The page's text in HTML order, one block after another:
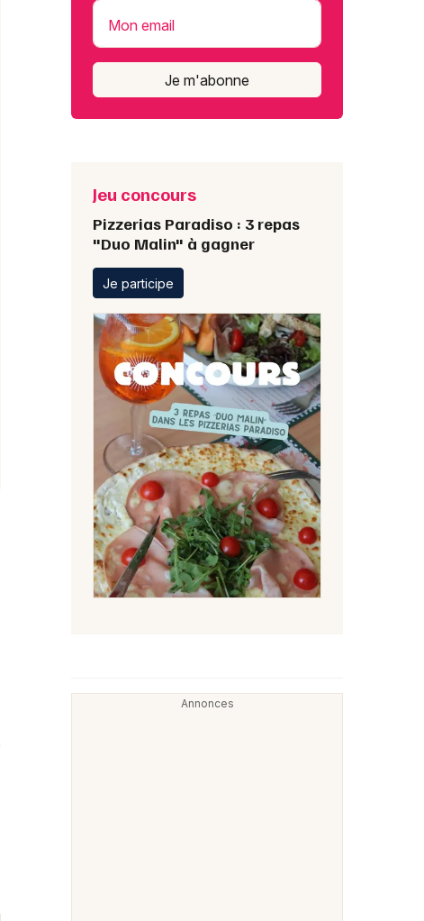
Mon email
Je m'abonne
Jeu concours
Pizzerias Paradiso : 3 repas
"Duo Malin" à gagner
Je participe